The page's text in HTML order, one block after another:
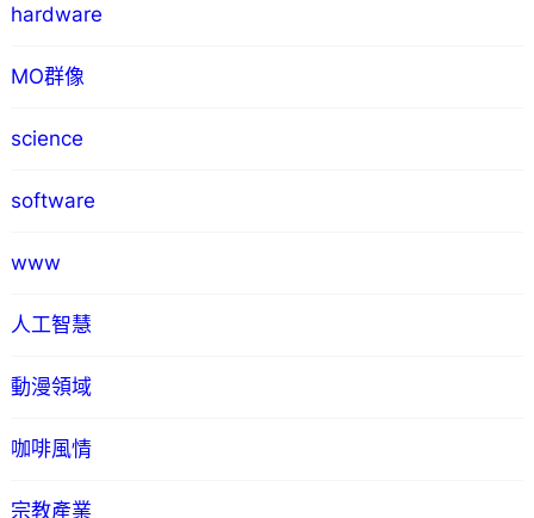
hardware
MO群像
science
software
www
人工智慧
動漫領域
咖啡風情
宗教產業